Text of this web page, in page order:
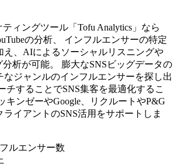
ィングツール「Tofu Analytics」なら
の分析、 インフルエンサーの特定
え、AIによるソーシャルリスニングや
分析が可能。 膨大なSNSビッグデータの
なジャンルのインフルエンサーを探し出
チすることでSNS集客を最適化するこ
キンゼーやGoogle、リクルートやP&G
イアントのSNS活用をサポートしま
ルエンサー数